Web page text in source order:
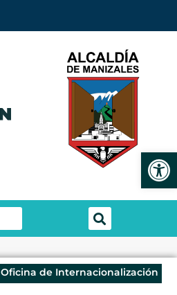
Oficina de Internacionalización